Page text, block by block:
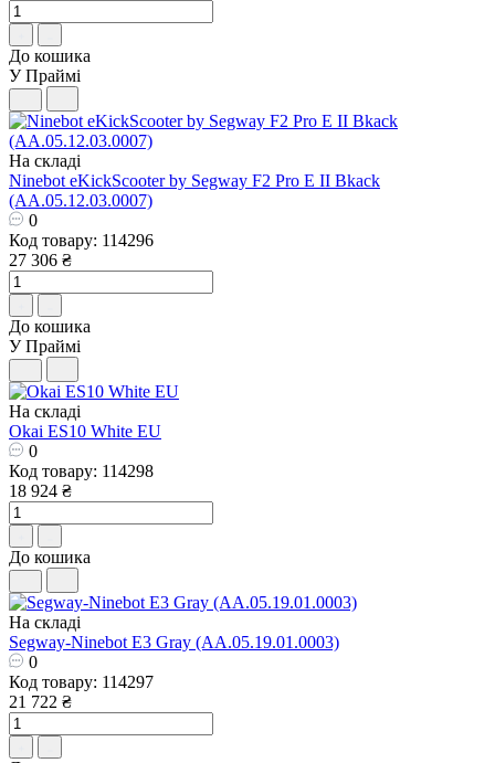
До кошика
У Праймі
На складі
Ninebot eKickScooter by Segway F2 Pro E II Bkack
(AA.05.12.03.0007)
0
Код товару: 114296
27 306 ₴
До кошика
У Праймі
На складі
Okai ES10 White EU
0
Код товару: 114298
18 924 ₴
До кошика
На складі
Segway-Ninebot E3 Gray (AA.05.19.01.0003)
0
Код товару: 114297
21 722 ₴